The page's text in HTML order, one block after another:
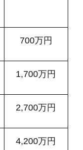
700万円
1,700万円
2,700万円
4,200万円